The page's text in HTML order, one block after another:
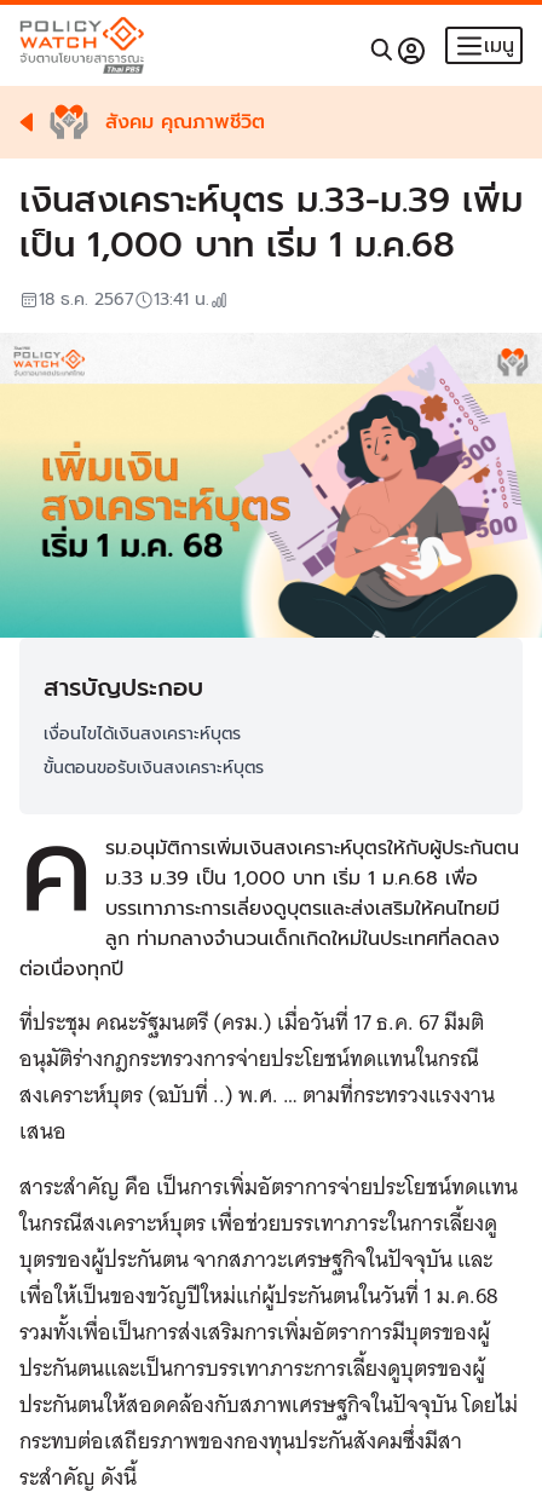
เมนู
สังคม คุณภาพชีวิต
เงินสงเคราะห์บุตร ม.33-ม.39 เพิ่ม
เป็น 1,000 บาท เริ่ม 1 ม.ค.68
18 ธ.ค. 2567 13:41 น.
สารบัญประกอบ
เงื่อนไขได้เงินสงเคราะห์บุตร
ขั้นตอนขอรับเงินสงเคราะห์บุตร
ค
รม.อนุมัติการเพิ่มเงินสงเคราะห์บุตรให้กับผู้ประกันตน
ม.33 ม.39 เป็น 1,000 บาท เริ่ม 1 ม.ค.68 เพื่อ
บรรเทาภาระการเลี่ยงดูบุตรและส่งเสริมให้คนไทยมี
ลูก ท่ามกลางจำนวนเด็กเกิดใหม่ในประเทศที่ลดลง
ต่อเนื่องทุกปี
ที่ประชุม คณะรัฐมนตรี (ครม.) เมื่อวันที่ 17 ธ.ค. 67 มีมติ
อนุมัติร่างกฎกระทรวงการจ่ายประโยชน์ทดแทนในกรณี
สงเคราะห์บุตร (ฉบับที่ ..) พ.ศ. … ตามที่กระทรวงแรงงาน
เสนอ
สาระสําคัญ คือ เป็นการเพิ่มอัตราการจ่ายประโยชน์ทดแทน
ในกรณีสงเคราะห์บุตร เพื่อช่วยบรรเทาภาระในการเลี้ยงดู
บุตรของผู้ประกันตน จากสภาวะเศรษฐกิจในปัจจุบัน และ
เพื่อให้เป็นของขวัญปีใหม่แก่ผู้ประกันตนในวันที่ 1 ม.ค.68
รวมทั้งเพื่อเป็นการส่งเสริมการเพิ่มอัตราการมีบุตรของผู้
ประกันตนและเป็นการบรรเทาภาระการเลี้ยงดูบุตรของผู้
ประกันตนให้สอดคล้องกับสภาพเศรษฐกิจในปัจจุบัน โดยไม่
กระทบต่อเสถียรภาพของกองทุนประกันสังคมซึ่งมีสา
ระสําคัญ ดังนี้